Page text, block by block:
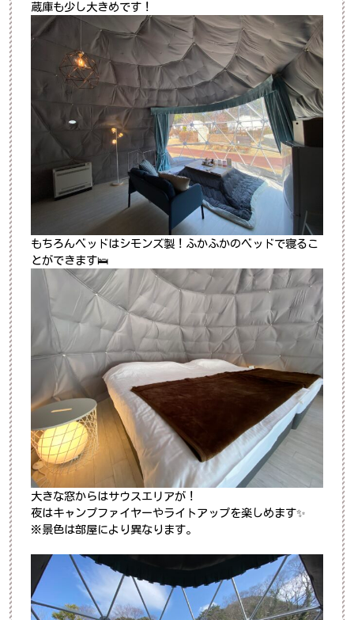
蔵庫も少し大きめです！
もちろんベッドはシモンズ製！ふかふかのベッドで寝るこ
とができます🛌
大きな窓からはサウスエリアが！
夜はキャンプファイヤーやライトアップを楽しめます✨
※景色は部屋により異なります。